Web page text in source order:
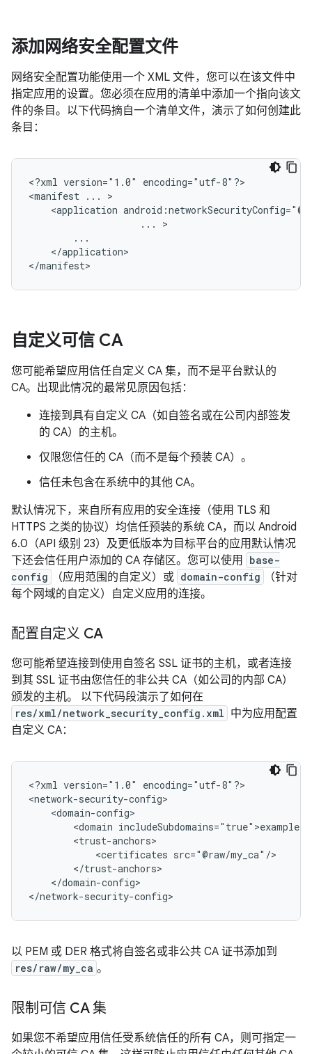
添加网络安全配置文件
网络安全配置功能使用一个 XML 文件，您可以在该文件中
指定应用的设置。您必须在应用的清单中添加一个指向该文
件的条目。以下代码摘自一个清单文件，演示了如何创建此
条目：
<?xml version="1.0"
encoding="utf-8"?>
<manifest ...
<application
...
</application>
</manifest>
自定义可信 CA
您可能希望应用信任自定义 CA 集，而不是平台默认的
CA。出现此情况的最常见原因包括：
连接到具有自定义 CA（如自签名或在公司内部签发
的 CA）的主机。
仅限您信任的 CA（而不是每个预装 CA）。
信任未包含在系统中的其他 CA。
默认情况下，来自所有应用的安全连接（使用 TLS 和
HTTPS 之类的协议）均信任预装的系统 CA，而以 Android
6.0（API 级别 23）及更低版本为目标平台的应用默认情况
下还会信任用户添加的 CA 存储区。您可以使用
base-
config
（应用范围的自定义）或 domain-config
（针对
每个网域的自定义）自定义应用的连接。
配置自定义 CA
您可能希望连接到使用自签名 SSL 证书的主机，或者连接
到其 SSL 证书由您信任的非公共 CA（如公司的内部 CA）
颁发的主机。 以下代码段演示了如何在
res/xml/network_security_config.xml 中为应用配置
自定义 CA：
<?xml version="1.0"
encoding="utf-8"?>
<domain
<certificates
</domain-config>
</network-security-config>
以 PEM 或 DER 格式将自签名或非公共 CA 证书添加到
res/raw/my_ca 。
限制可信 CA 集
如果您不希望应用信任受系统信任的所有 CA，则可指定一